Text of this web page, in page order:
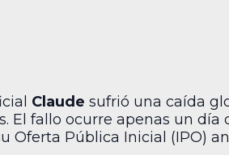
Claude sufrió una caída
El fallo ocurre apenas un día
Oferta Pública Inicial (IPO)